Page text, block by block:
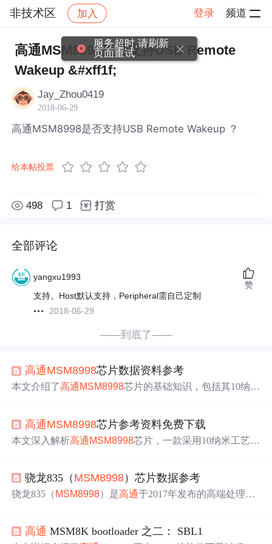
非技术区 加入 登录 频道
社区 非技术区 帖子详情
高通MSM8998是否支持USB Remote
Wakeup &#xff1f;
Jay_Zhou0419
2018-06-29
高通MSM8998是否支持USB Remote Wakeup ？
给本帖投票
498 1 打赏
全部评论
yangxu1993
支持。Host默认支持，Peripheral需自己定制
2018-06-29
赞
——到底了——
高通MSM8998芯片数据资料参考
本文介绍了高通 MSM8998芯片的基础知识，包括其10纳米
频编解码器等。提供双ISP相机支持、4K视频解码和编码
能力，还强调了其在功率效率和安全性的提升。文章适合
高通MSM8998芯片参考资料免费下载
本文深入解析高通 MSM8998芯片，一款采用10纳米工艺集
从事移动通信和芯片设计领域的专业人士阅读。
骁龙835（ MSM8998）芯片数据参考
骁龙835（ MSM8998）是高通于2017年发布的高端处理
储、骁龙X16 LTE调制解调器等，提供卓越的计算、多媒
高通 MSM8K bootloader 之二： SBL1
服务超时,请刷新
页面重试